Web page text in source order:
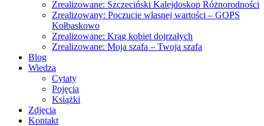
Zrealizowane: Szczeciński Kalejdoskop Różnorodności
Zrealizowany: Poczucie własnej wartości – GOPS
Kołbaskowo
Zrealizowane: Krąg kobiet dojrzałych
Zrealizowane: Moja szafa – Twoja szafa
Blog
Wiedza
Cytaty
Pojęcia
Książki
Zdjęcia
Kontakt